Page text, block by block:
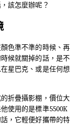
該怎麼辦呢？
色準不準的時候、再
候就關掉的話，是不
星巴克、或是任何想
折疊攝影棚，價位大
使用的是標準5500K
，它輕便好攜帶的特